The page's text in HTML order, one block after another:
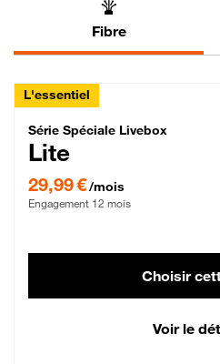
Fibre
L'essentiel
Série Spéciale
Série Spéciale Livebox
Lite
29,99 €/mois
Engagement 12 mois
Choisir
Voir le